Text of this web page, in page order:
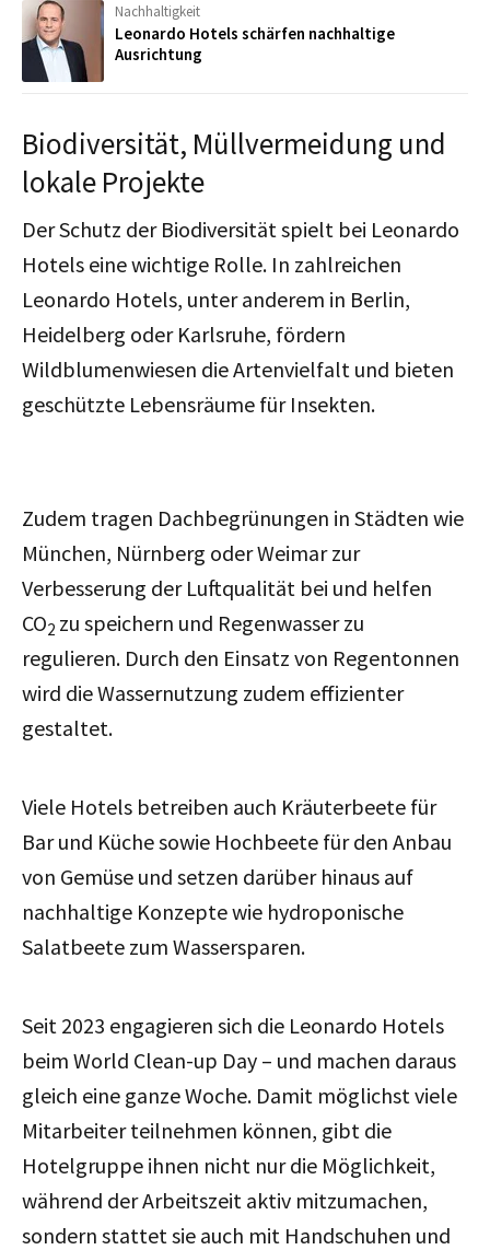
Nachhaltigkeit
Leonardo Hotels schärfen nachhaltige
Ausrichtung
Biodiversität, Müllvermeidung und
lokale Projekte
Der Schutz der Biodiversität spielt bei Leonardo
Hotels eine wichtige Rolle. In zahlreichen
Leonardo Hotels, unter anderem in Berlin,
Heidelberg oder Karlsruhe, fördern
Wildblumenwiesen die Artenvielfalt und bieten
geschützte Lebensräume für Insekten.
Zudem tragen Dachbegrünungen in Städten wie
München, Nürnberg oder Weimar zur
Verbesserung der Luftqualität bei und helfen
CO2 zu speichern und Regenwasser zu
regulieren. Durch den Einsatz von Regentonnen
wird die Wassernutzung zudem effizienter
gestaltet.
Viele Hotels betreiben auch Kräuterbeete für
Bar und Küche sowie Hochbeete für den Anbau
von Gemüse und setzen darüber hinaus auf
nachhaltige Konzepte wie hydroponische
Salatbeete zum Wassersparen.
Seit 2023 engagieren sich die Leonardo Hotels
beim World Clean-up Day – und machen daraus
gleich eine ganze Woche. Damit möglichst viele
Mitarbeiter teilnehmen können, gibt die
Hotelgruppe ihnen nicht nur die Möglichkeit,
während der Arbeitszeit aktiv mitzumachen,
sondern stattet sie auch mit Handschuhen und